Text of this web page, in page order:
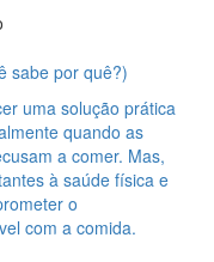
sabe por quê?)
uma solução prática
quando as
a comer. Mas,
à saúde física e
o
com a comida.